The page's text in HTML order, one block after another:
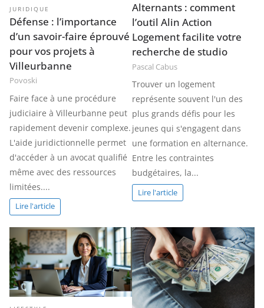
JURIDIQUE
Défense : l’importance
d’un savoir-faire éprouvé
pour vos projets à
Villeurbanne
Povoski
Faire face à une procédure
judiciaire à Villeurbanne peut
rapidement devenir complexe.
L'aide juridictionnelle permet
d'accéder à un avocat qualifié
même avec des ressources
limitées....
Lire l'article
Alternants : comment
l’outil Alin Action
Logement facilite votre
recherche de studio
Pascal Cabus
Trouver un logement
représente souvent l'un des
plus grands défis pour les
jeunes qui s'engagent dans
une formation en alternance.
Entre les contraintes
budgétaires, la...
Lire l'article